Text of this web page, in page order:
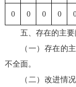
0 0 0 0
五、存在的主
（一）存在的
不全面。
（二）改进情